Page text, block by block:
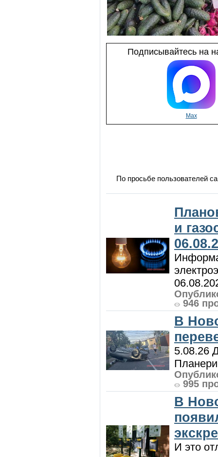
Подписывайтесь на
Max
По просьбе пользователей
и
946
В
5.08.26
995
В
И это